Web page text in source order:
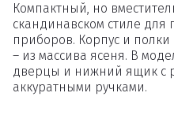
Компактный, но
скандинавском стиле для
приборов. Корпус и
– из массива ясеня. В
дверцы и нижний ящик с
аккуратными ручками.